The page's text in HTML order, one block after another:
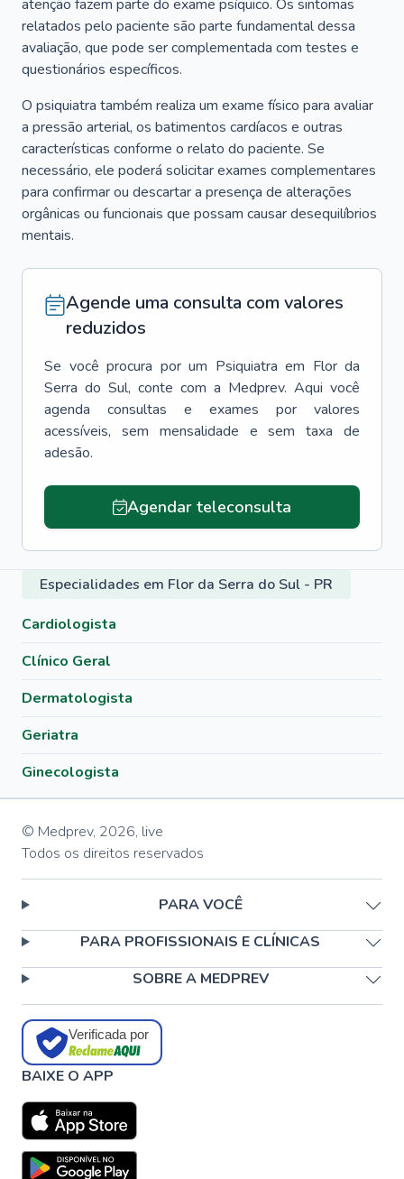
atenção fazem parte do exame psíquico. Os sintomas
relatados pelo paciente são parte fundamental dessa
avaliação, que pode ser complementada com testes e
questionários específicos.
O psiquiatra também realiza um exame físico para avaliar
a pressão arterial, os batimentos cardíacos e outras
características conforme o relato do paciente. Se
necessário, ele poderá solicitar exames complementares
para confirmar ou descartar a presença de alterações
orgânicas ou funcionais que possam causar desequilíbrios
mentais.
Agende uma consulta com valores
reduzidos
Se você procura por um Psiquiatra em Flor da
Serra do Sul, conte com a Medprev. Aqui você
agenda consultas e exames por valores
acessíveis, sem mensalidade e sem taxa de
adesão.
Agendar teleconsulta
Especialidades em Flor da Serra do Sul - PR
Cardiologista
Clínico Geral
Dermatologista
Geriatra
Ginecologista
© Medprev, 2026, live
Todos os direitos reservados
PARA VOCÊ
PARA PROFISSIONAIS E CLÍNICAS
SOBRE A MEDPREV
Verificada por
BAIXE O APP